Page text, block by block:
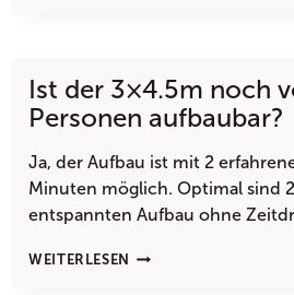
3×4.5M
WIND?
Ist der 3×4.5m noch
Personen aufbaubar?
Ja, der Aufbau ist mit 2
Minuten möglich. Optimal sind
entspannten Aufbau ohne
WEITERLESEN
IST